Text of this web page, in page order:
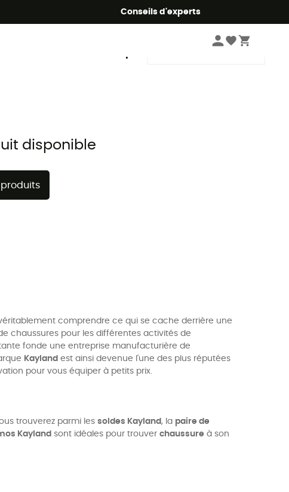
Conseils d'experts
disponible
comprendre ce qui se cache derrière une
chaussures pour les différentes activités de
fonde une entreprise manufacturière de
Kayland est ainsi devenue l'une des plus réputées
pour vous équiper à petits prix.
trouverez parmi les soldes Kayland, la paire de
Kayland sont idéales pour trouver chaussure à son